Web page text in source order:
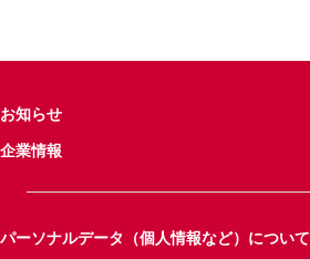
お知らせ
企業情報
パーソナルデータ（個人情報など）について